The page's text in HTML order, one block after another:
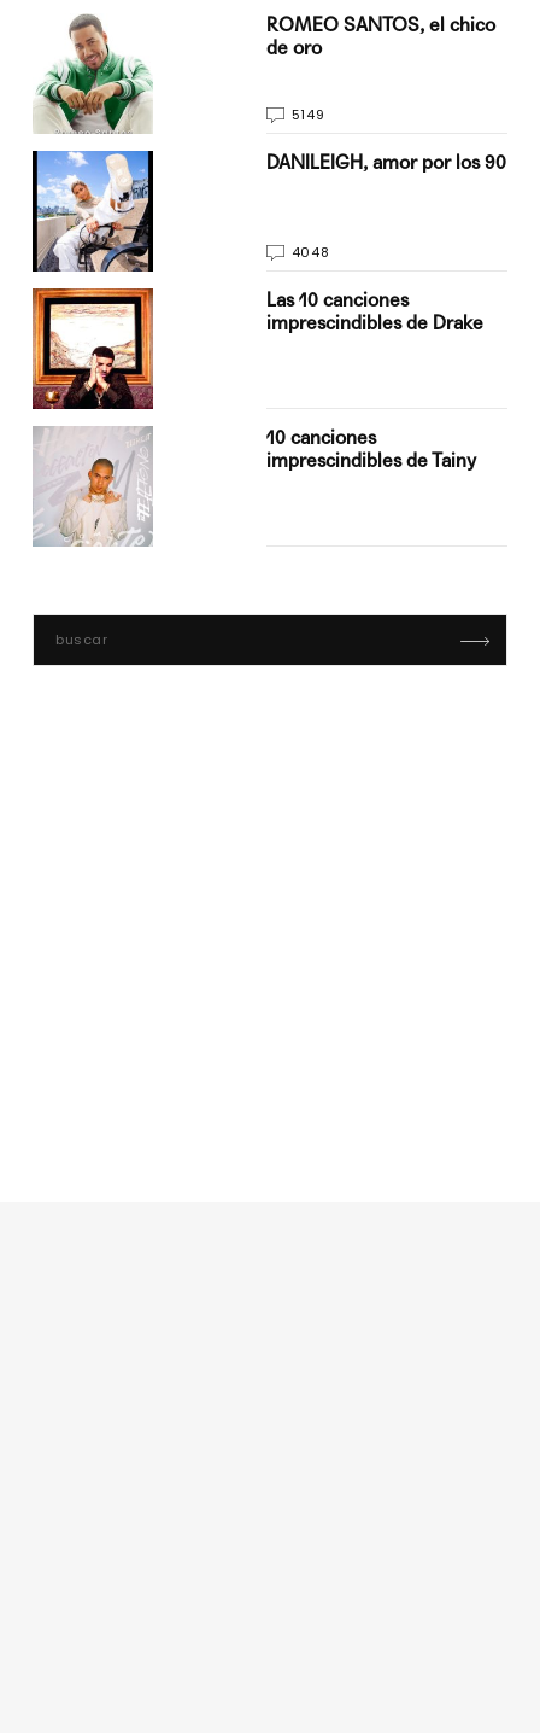
ROMEO SANTOS, el chico
de oro
5149
DANILEIGH, amor por los 90
4048
Las 10 canciones
imprescindibles de Drake
10 canciones
imprescindibles de Tainy